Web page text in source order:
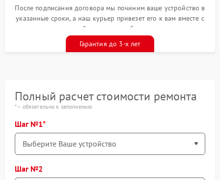
После подписания договора мы починим ваше устройство в
указанные сроки, а наш курьер привезет его к вам вместе с
гарантийным талоном бесплатно
Гарантия до 3-х лет
Полный расчет стоимости ремонта
* – обязательно к заполнению
Шаг №1
Шаг №2